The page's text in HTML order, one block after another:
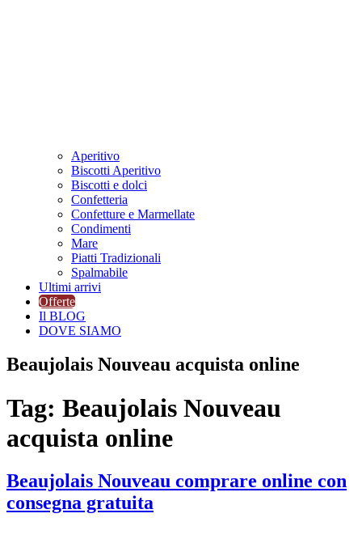
Aperitivo
Biscotti Aperitivo
Biscotti e dolci
Confetteria
Confetture e Marmellate
Condimenti
Mare
Piatti Tradizionali
Spalmabile
Ultimi arrivi
Offerte
Il BLOG
DOVE SIAMO
Beaujolais Nouveau acquista online
Tag: Beaujolais Nouveau
acquista online
Beaujolais Nouveau comprare online con
consegna gratuita